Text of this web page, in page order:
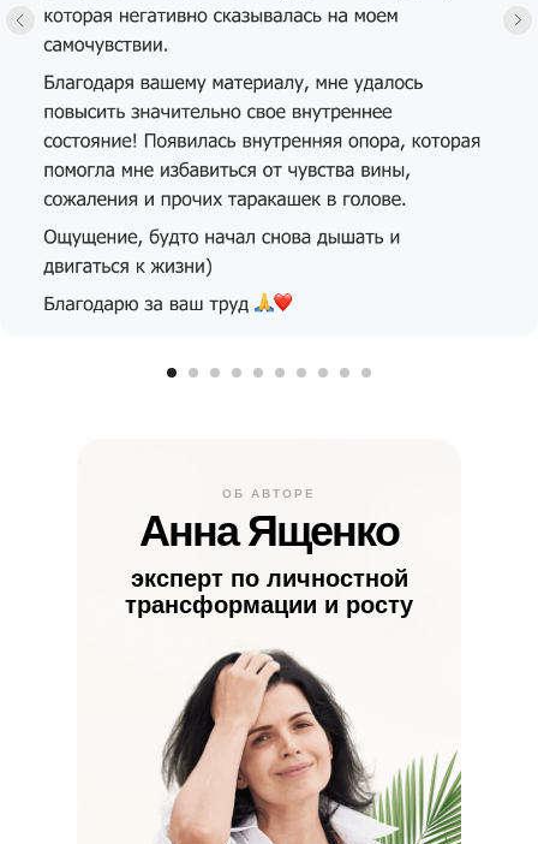
Анна Ященко
ОБ АВТОРЕ
эксперт по личностной
трансформации и росту